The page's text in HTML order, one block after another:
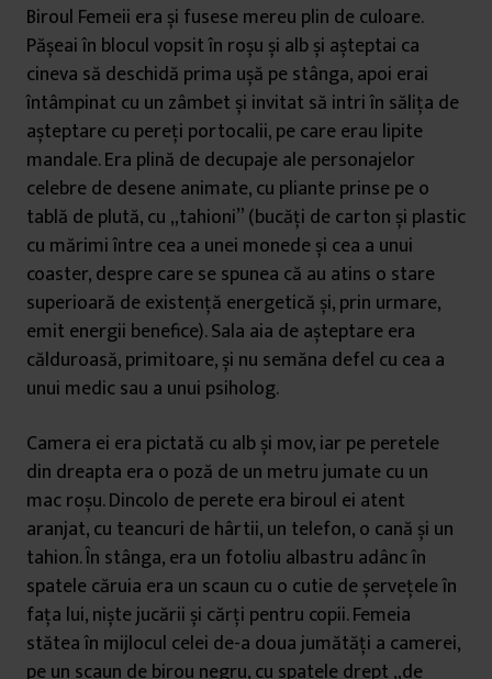
Biroul Femeii era și fusese mereu plin de culoare.
Pășeai în blocul vopsit în roșu și alb și așteptai ca
cineva să deschidă prima ușă pe stânga, apoi erai
întâmpinat cu un zâmbet și invitat să intri în sălița de
așteptare cu pereți portocalii, pe care erau lipite
mandale. Era plină de decupaje ale personajelor
celebre de desene animate, cu pliante prinse pe o
tablă de plută, cu „tahioni” (bucăți de carton și plastic
cu mărimi între cea a unei monede și cea a unui
coaster, despre care se spunea că au atins o stare
superioară de existență energetică și, prin urmare,
emit energii benefice). Sala aia de așteptare era
călduroasă, primitoare, și nu semăna defel cu cea a
unui medic sau a unui psiholog.
Camera ei era pictată cu alb și mov, iar pe peretele
din dreapta era o poză de un metru jumate cu un
mac roșu. Dincolo de perete era biroul ei atent
aranjat, cu teancuri de hârtii, un telefon, o cană și un
tahion. În stânga, era un fotoliu albastru adânc în
spatele căruia era un scaun cu o cutie de șervețele în
fața lui, niște jucării și cărți pentru copii. Femeia
stătea în mijlocul celei de-a doua jumătăți a camerei,
pe un scaun de birou negru, cu spatele drept „de